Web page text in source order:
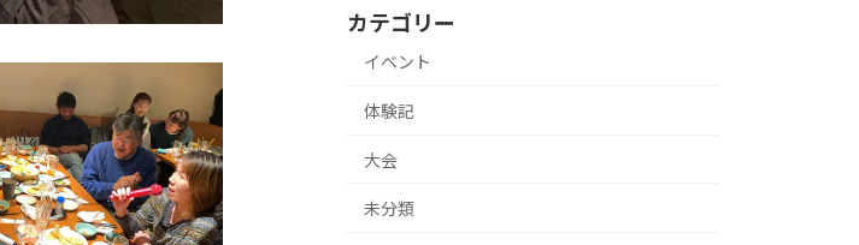
カテゴリー
イベント
体験記
大会
未分類